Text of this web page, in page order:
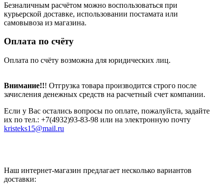
Безналичным расчётом можно воспользоваться при
курьерской доставке, использовании постамата или
самовывоза из магазина.
Оплата по счёту
Оплата по счёту возможна для юридических лиц.
Внимание!!! Отгрузка товара производится строго после
зачисления денежных средств на расчетный счет компании.
Если у Вас остались вопросы по оплате, пожалуйста, задайте
их по тел.: +7(4932)93-83-98 или на электронную почту
kristeks15@mail.ru
Наш интернет-магазин предлагает несколько вариантов
доставки: